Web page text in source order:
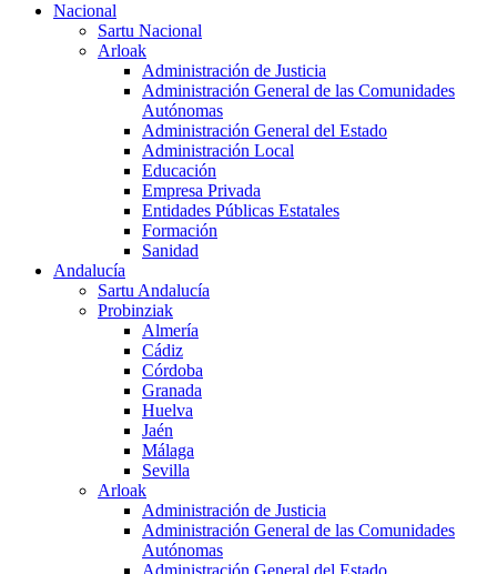
Nacional
Sartu Nacional
Arloak
Administración de Justicia
Administración General de las Comunidades
Autónomas
Administración General del Estado
Administración Local
Educación
Empresa Privada
Entidades Públicas Estatales
Formación
Sanidad
Andalucía
Sartu Andalucía
Probinziak
Almería
Cádiz
Córdoba
Granada
Huelva
Jaén
Málaga
Sevilla
Arloak
Administración de Justicia
Administración General de las Comunidades
Autónomas